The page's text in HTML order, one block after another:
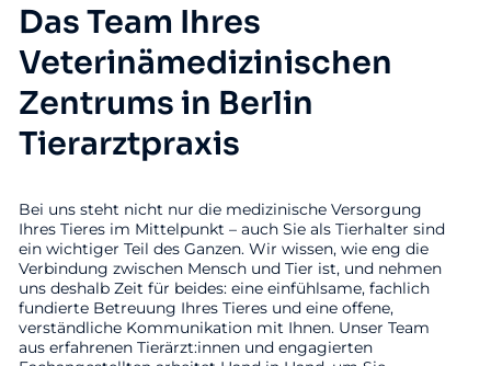
Das Team Ihres
Veterinämedizinischen
Zentrums in Berlin
Tierarztpraxis
Bei uns steht nicht nur die medizinische Versorgung
Ihres Tieres im Mittelpunkt – auch Sie als Tierhalter sind
ein wichtiger Teil des Ganzen. Wir wissen, wie eng die
Verbindung zwischen Mensch und Tier ist, und nehmen
uns deshalb Zeit für beides: eine einfühlsame, fachlich
fundierte Betreuung Ihres Tieres und eine offene,
verständliche Kommunikation mit Ihnen. Unser Team
aus erfahrenen Tierärzt:innen und engagierten